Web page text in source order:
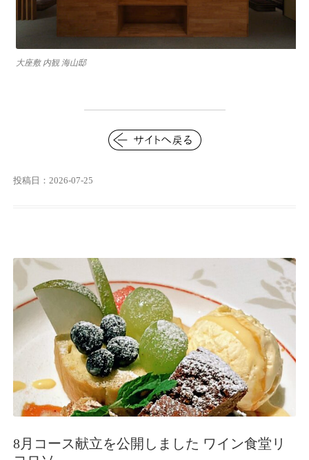
大座敷 内観 海山邸
投稿日：2026-07-25
8月コース献立を公開しました ワイン食堂リ